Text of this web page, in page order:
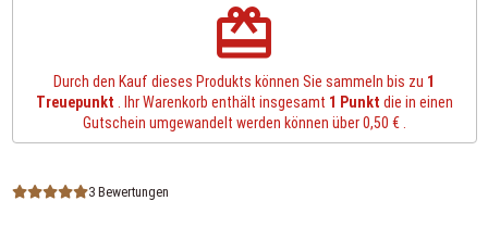
redeem
Durch den Kauf dieses Produkts können Sie sammeln bis zu 1
Treuepunkt . Ihr Warenkorb enthält insgesamt 1 Punkt die in einen
Gutschein umgewandelt werden können über0,50 €.
3 Bewertungen